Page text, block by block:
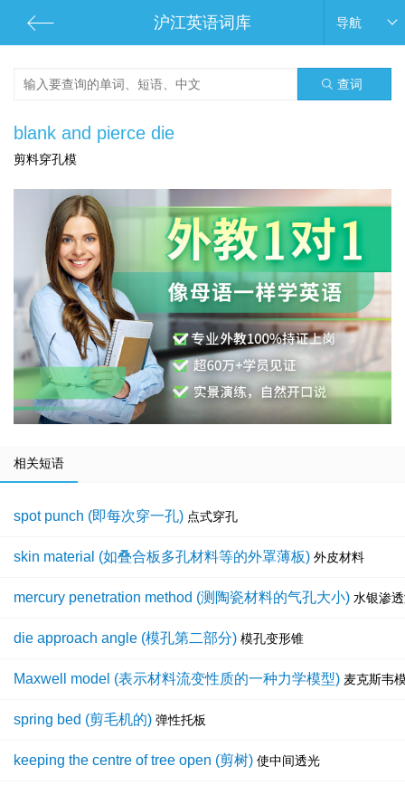
沪江英语词库 导航
查词
blank and pierce die
剪料穿孔模
相关短语
spot punch (即每次穿一孔) 点式穿孔
skin material (如叠合板多孔材料等的外罩薄板) 外皮材料
mercury penetration method (测陶瓷材料的气孔大小) 水银渗
die approach angle (模孔第二部分) 模孔变形锥
Maxwell model (表示材料流变性质的一种力学模型) 麦克斯韦
spring bed (剪毛机的) 弹性托板
keeping the centre of tree open (剪树) 使中间透光